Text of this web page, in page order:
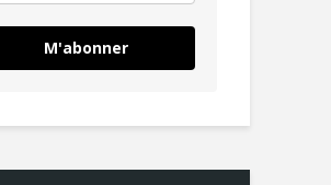
M'abonner